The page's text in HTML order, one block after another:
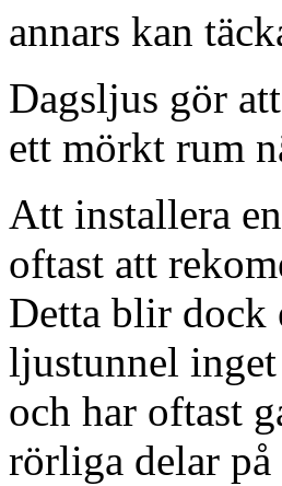
annars kan
Dagsljus gör
ett mörkt rum
Att installera
oftast att
Detta blir dock
ljustunnel
och har oftast
rörliga delar